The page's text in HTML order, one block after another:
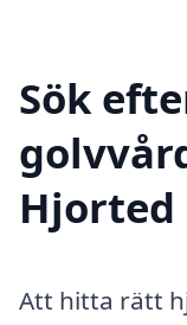
Sök
Hjorted
Att hitta rätt